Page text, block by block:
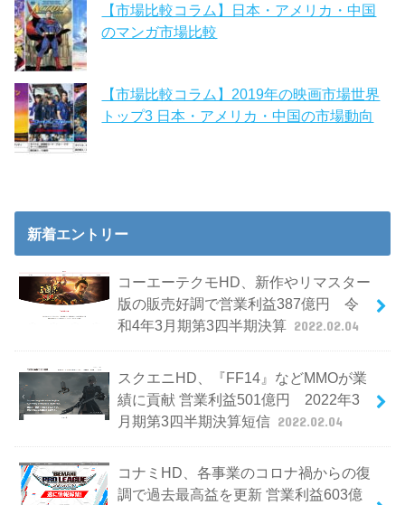
【市場比較コラム】日本・アメリカ・中国
のマンガ市場比較
【市場比較コラム】2019年の映画市場世界
トップ3 日本・アメリカ・中国の市場動向
新着エントリー
コーエーテクモHD、新作やリマスター
版の販売好調で営業利益387億円 令
和4年3月期第3四半期決算 2022.02.04
スクエニHD、『FF14』などMMOが業
績に貢献 営業利益501億円 2022年3
月期第3四半期決算短信 2022.02.04
コナミHD、各事業のコロナ禍からの復
調で過去最高益を更新 営業利益603億